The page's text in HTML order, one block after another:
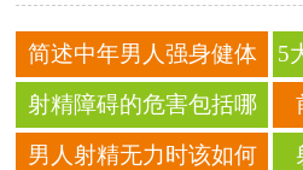
简述中年男人强身健体
的三种方法
5
射精障碍的危害包括哪
些
男人射精无力时该如何